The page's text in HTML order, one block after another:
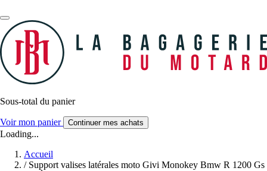
Sous-total du panier
Voir mon panier Continuer mes achats
Loading...
Accueil
/ Support valises latérales moto Givi Monokey Bmw R 1200 Gs